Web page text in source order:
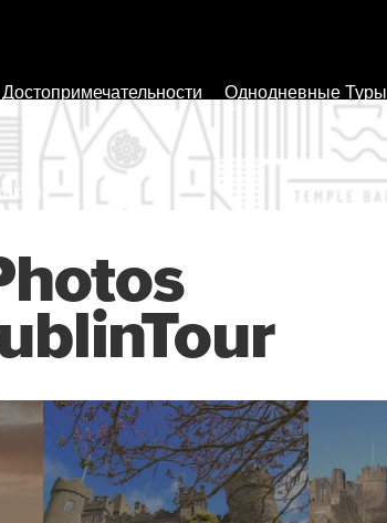
Достопримечательности Однодневные Туры